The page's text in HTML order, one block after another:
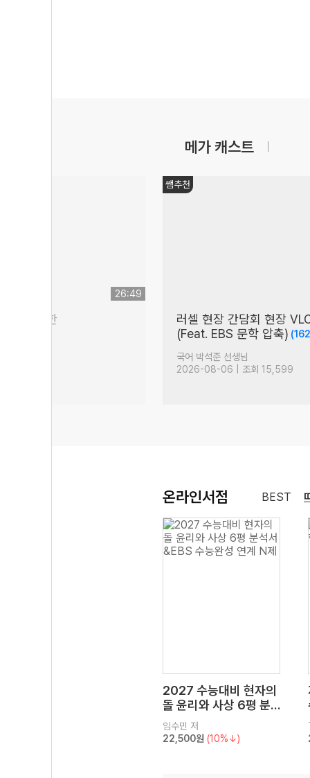
메가 캐스트
26:49
점을 위한
쌤추천
러셀 현장 간담회 현장
(Feat. EBS 문학 압축)
국어 박석준 선생님
2026-08-06 | 조회 15,599
온라인서점 BEST
2027 수능대비 현자의
돌 윤리와 사상 6평 분
석서&EBS 수능완성 연
계 N제
임수민 저
22,500원 (10%↓)